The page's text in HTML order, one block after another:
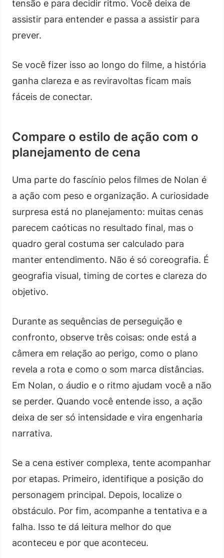
tensão e para decidir ritmo. Você deixa de
assistir para entender e passa a assistir para
prever.
Se você fizer isso ao longo do filme, a história
ganha clareza e as reviravoltas ficam mais
fáceis de conectar.
Compare o estilo de ação com o
planejamento de cena
Uma parte do fascínio pelos filmes de Nolan é
a ação com peso e organização. A curiosidade
surpresa está no planejamento: muitas cenas
parecem caóticas no resultado final, mas o
quadro geral costuma ser calculado para
manter entendimento. Não é só coreografia. É
geografia visual, timing de cortes e clareza do
objetivo.
Durante as sequências de perseguição e
confronto, observe três coisas: onde está a
câmera em relação ao perigo, como o plano
revela a rota e como o som marca distâncias.
Em Nolan, o áudio e o ritmo ajudam você a não
se perder. Quando você entende isso, a ação
deixa de ser só intensidade e vira engenharia
narrativa.
Se a cena estiver complexa, tente acompanhar
por etapas. Primeiro, identifique a posição do
personagem principal. Depois, localize o
obstáculo. Por fim, acompanhe a tentativa e a
falha. Isso te dá leitura melhor do que
aconteceu e por que aconteceu.